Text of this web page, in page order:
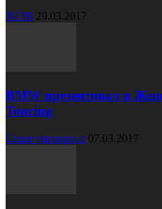
XC90 29.03.2017
BMW презентовал в
Touring
Cruze универсал 07.03.2017